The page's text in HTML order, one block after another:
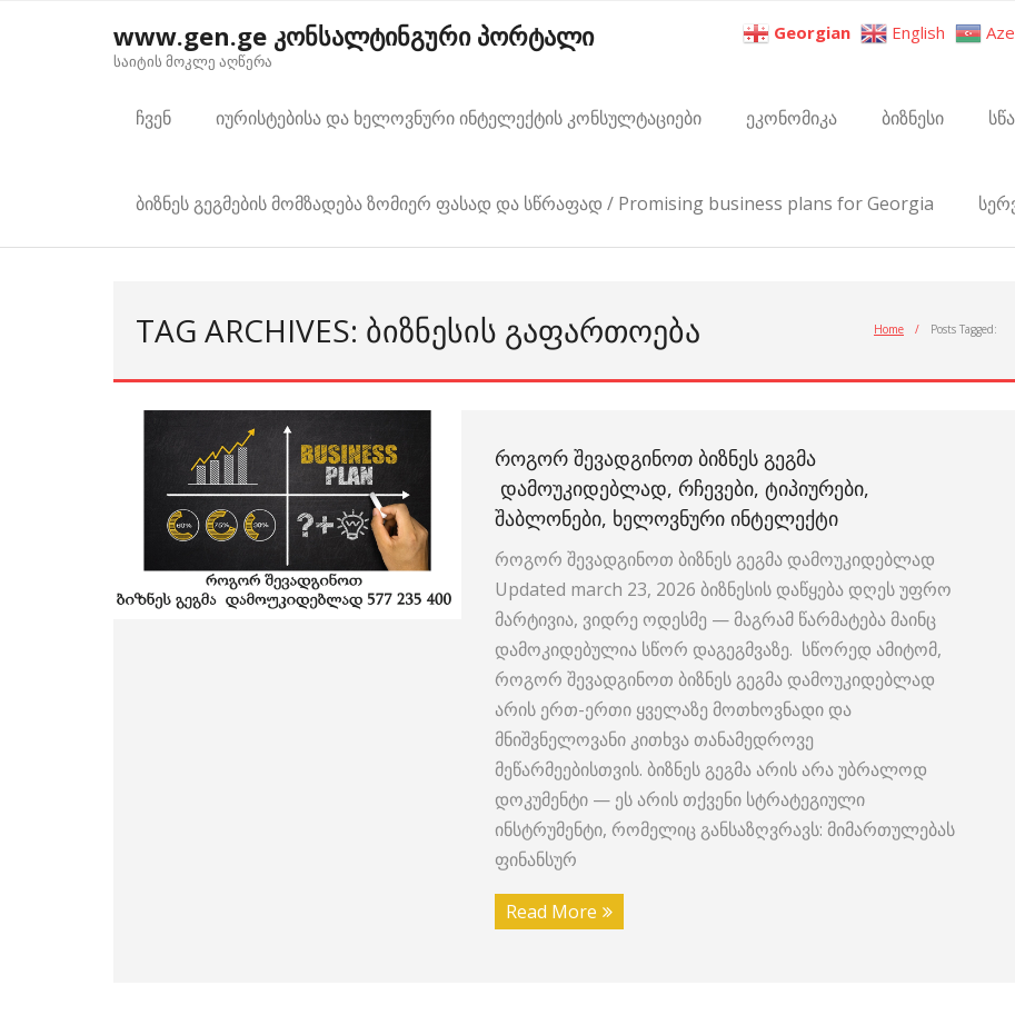
www.gen.ge კონსალტინგური პორტალი
საიტის მოკლე აღწერა
ჩვენ იურისტებისა და ხელოვნური ინტელექტის კონსულტაციები ეკონომიკა ბიზნესი
ბიზნეს გეგმების მომზადება ზომიერ ფასად და სწრაფად / Promising business plans for Georgia
TAG ARCHIVES: ᲑᲘᲖᲜᲔᲡᲘᲡ ᲒᲐᲤᲐᲠᲗᲝᲔᲑᲐ Home / Posts Tagged:
ᲠᲝᲒᲝᲠ ᲨᲔᲕᲐᲓᲒᲘᲜᲝᲗ ᲑᲘᲖᲜᲔᲡ ᲒᲔᲒᲛᲐ
ᲓᲐᲛᲝᲣᲙᲘᲓᲔᲑᲚᲐᲓ, ᲠᲩᲔᲕᲔᲑᲘ, ᲢᲘᲞᲘᲣᲠᲔᲑᲘ,
ᲨᲐᲑᲚᲝᲜᲔᲑᲘ, ᲮᲔᲚᲝᲕᲜᲣᲠᲘ ᲘᲜᲢᲔᲚᲔᲥᲢᲘ
როგორ შევადგინოთ ბიზნეს გეგმა დამოუკიდებლად
Updated march 23, 2026 ბიზნესის დაწყება დღეს უფრო
მარტივია, ვიდრე ოდესმე — მაგრამ წარმატება მაინც
დამოკიდებულია სწორ დაგეგმვაზე. სწორედ ამიტომ,
როგორ შევადგინოთ ბიზნეს გეგმა დამოუკიდებლად
არის ერთ-ერთი ყველაზე მოთხოვნადი და
მნიშვნელოვანი კითხვა თანამედროვე
მეწარმეებისთვის. ბიზნეს გეგმა არის არა უბრალოდ
დოკუმენტი — ეს არის თქვენი სტრატეგიული
ინსტრუმენტი, რომელიც განსაზღვრავს: მიმართულებას
ფინანსურ
Read More
Georgian English